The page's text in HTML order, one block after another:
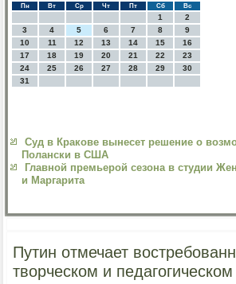
Пн Вт Ср Чт Пт Сб Вс
1
2
3
4 5 6 7 8
9
10
11 12 13 14 15
16
17
18 19 20 21 22
23
24
25 26 27 28 29
30
31
Суд в Кракове вынесет решение о
Полански в США
Главной премьерой сезона в студии
и Маргарита
Путин отмечает
творческом и